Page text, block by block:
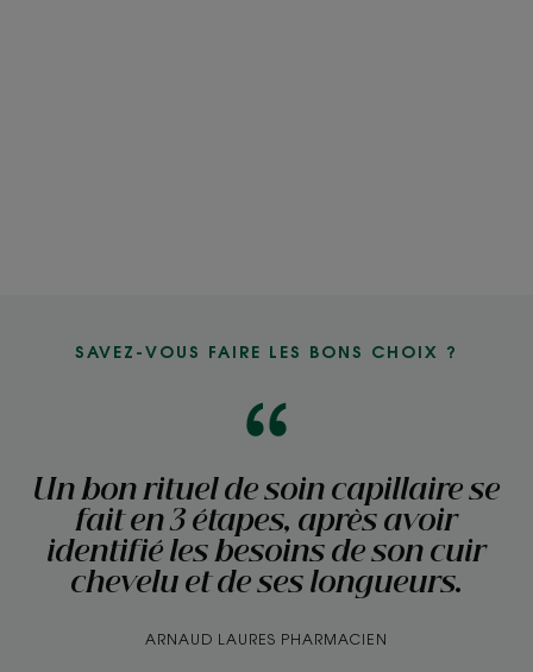
SAVEZ-VOUS FAIRE LES BONS CHOIX ?
Un bon rituel de soin capillaire se
fait en 3 étapes, après avoir
identifié les besoins de son cuir
chevelu et de ses longueurs.
ARNAUD LAURES PHARMACIEN